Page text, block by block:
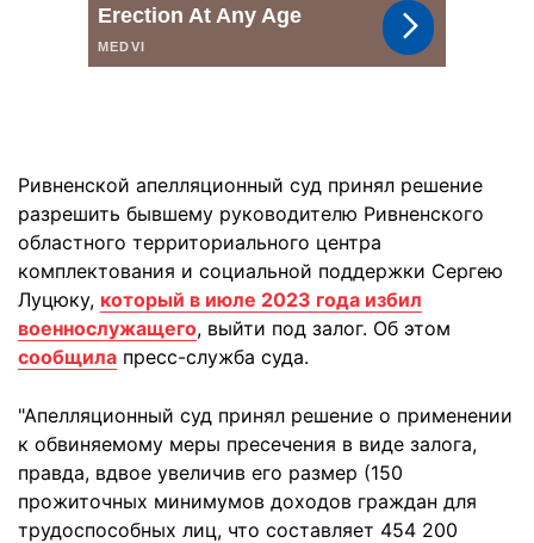
Ривненской апелляционный суд принял решение
разрешить бывшему руководителю Ривненского
областного территориального центра
комплектования и социальной поддержки Сергею
Луцюку, который в июле 2023 года избил
военнослужащего, выйти под залог. Об этом
сообщила пресс-служба суда.
"Апелляционный суд принял решение о применении
к обвиняемому меры пресечения в виде залога,
правда, вдвое увеличив его размер (150
прожиточных минимумов доходов граждан для
трудоспособных лиц, что составляет 454 200